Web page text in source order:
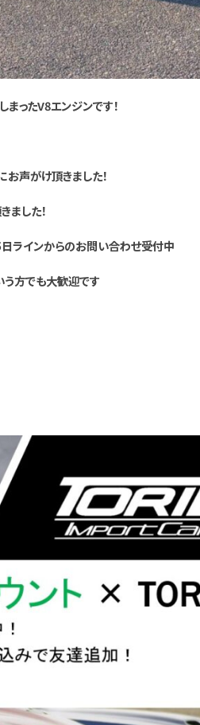
ったV8エンジンです！
声がけ頂きました！
ました！
日ラインからのお問い合わせ受付中
方でも大歓迎です